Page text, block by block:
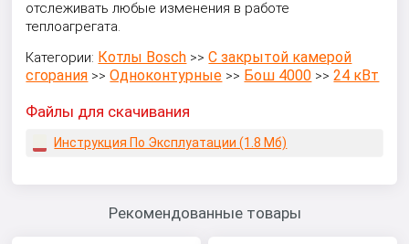
отслеживать любые изменения в работе
теплоагрегата.
Категории: Котлы Bosch >>С закрытой камерой
сгорания >>Одноконтурные >> Бош 4000 >>24 кВт
Файлы для скачивания
Инструкция По Эксплуатации (1.8 Мб)
Рекомендованные товары